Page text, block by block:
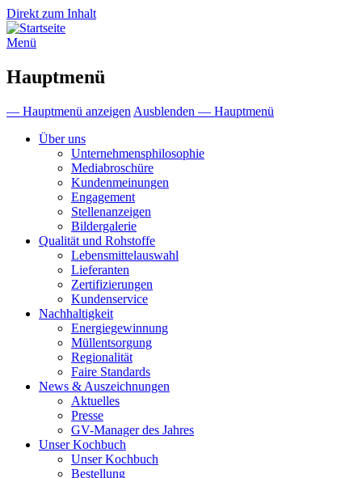
Direkt zum Inhalt
Menü
Hauptmenü
— Hauptmenü anzeigen Ausblenden — Hauptmenü
Über uns
Unternehmensphilosophie
Mediabroschüre
Kundenmeinungen
Engagement
Stellenanzeigen
Bildergalerie
Qualität und Rohstoffe
Lebensmittelauswahl
Lieferanten
Zertifizierungen
Kundenservice
Nachhaltigkeit
Energiegewinnung
Müllentsorgung
Regionalität
Faire Standards
News & Auszeichnungen
Aktuelles
Presse
GV-Manager des Jahres
Unser Kochbuch
Unser Kochbuch
Bestellung